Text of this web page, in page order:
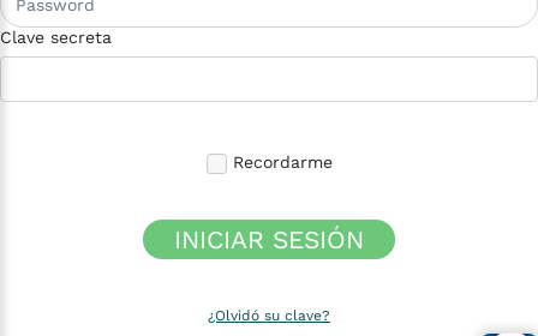
Clave secreta
Recordarme
INICIAR SESIÓN
¿Olvidó su clave?